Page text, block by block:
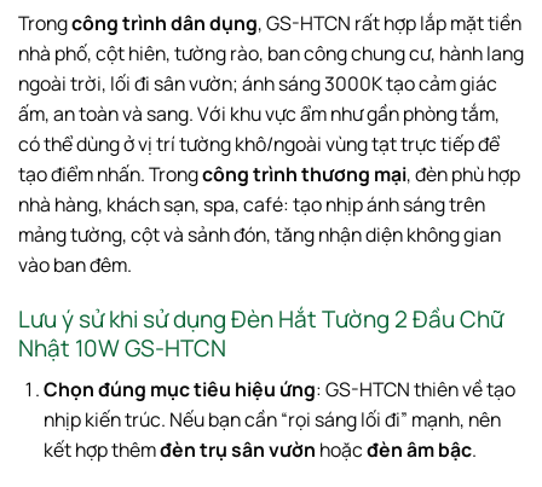
Trongcông trình dân dụng, GS-HTCN rất hợp lắp mặt tiền
nhà phố, cột hiên, tường rào, ban công chung cư, hành lang
ngoài trời, lối đi sân vườn; ánh sáng 3000K tạo cảm giác
ấm, an toàn và sang. Với khu vực ẩm như gần phòng tắm,
có thể dùng ở vị trí tường khô/ngoài vùng tạt trực tiếp để
tạo điểm nhấn. Trongcông trình thương mại, đèn phù hợp
nhà hàng, khách sạn, spa, café: tạo nhịp ánh sáng trên
mảng tường, cột và sảnh đón, tăng nhận diện không gian
vào ban đêm.
Lưu ý sử khi sử dụng Đèn Hắt Tường 2 Đầu Chữ
Nhật 10W GS-HTCN
Chọn đúng mục tiêu hiệu ứng: GS-HTCN thiên về tạo
nhịp kiến trúc. Nếu bạn cần “rọi sáng lối đi” mạnh, nên
kết hợp thêmđèn trụ sân vườn hoặcđèn âm bậc.